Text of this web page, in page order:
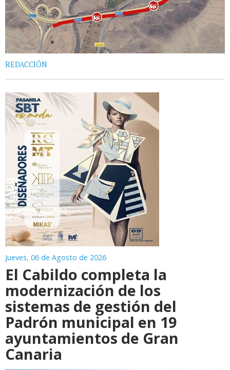
REDACCIÓN
Jueves, 06 de Agosto de 2026
El Cabildo completa la
modernización de los
sistemas de gestión del
Padrón municipal en 19
ayuntamientos de Gran
Canaria